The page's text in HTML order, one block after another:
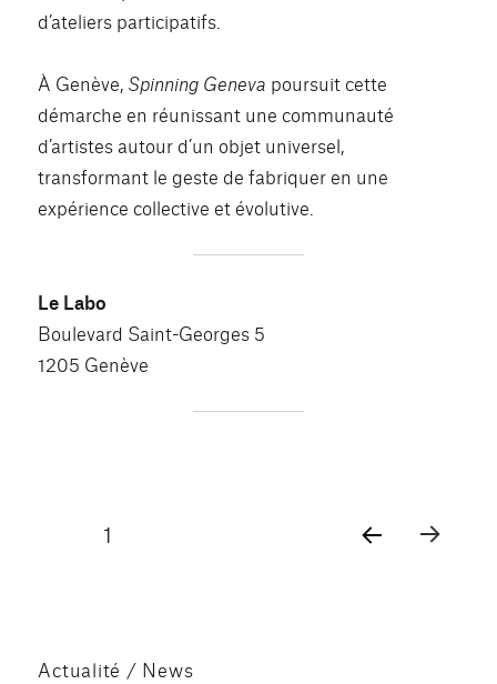
d’ateliers participatifs.
À Genève, Spinning Geneva poursuit cette
démarche en réunissant une communauté
d’artistes autour d’un objet universel,
transformant le geste de fabriquer en une
expérience collective et évolutive.
Le Labo
Boulevard Saint-Georges 5
1205 Genève
Pagination
1
Actualité / News